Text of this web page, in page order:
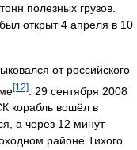
полезных грузов.
открыт 4 апреля в 10
от российского
[12]
. 29 сентября 2008
корабль вошёл в
а через 12 минут
районе Тихого